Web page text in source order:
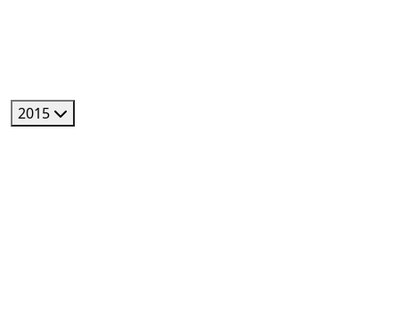
2015